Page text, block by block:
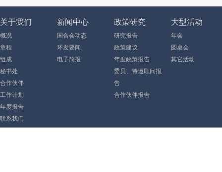
关于我们
概况
章程
组成
秘书处
合作伙伴
工作计划
年度报告
联系我们
新闻中心
国合会动态
环发要闻
电子简报
政策研究
研究报告
政策建议
年度政策报告
委员、特邀顾问报
告
合作伙伴报告
大型活动
年会
圆桌会
其它活动